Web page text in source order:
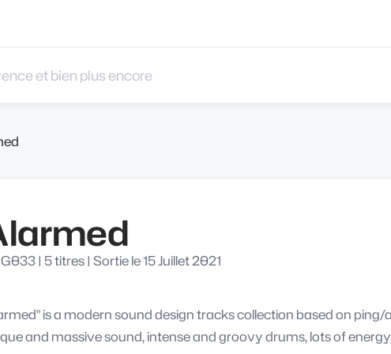
| 5 titres| Sortie le 15 Juillet 2021
is a modern sound design tracks collection based on
and massive sound, intense and groovy drums, lots of